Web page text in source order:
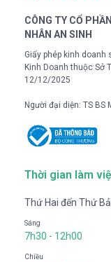
CÔNG TY CỔ
NHÂN AN SINH
Giấy phép kinh
Kinh Doanh thuộc Sở
12/12/2025
Người đại diện: TS BS
Thời gian làm
Thứ Hai đến Thứ
Sáng
7h30 - 12h00
Chiều